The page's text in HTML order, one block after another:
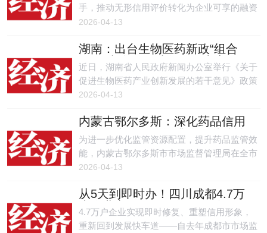
手，推动无形信用评价转化为企业可享的融资
便利、审批高效与市场机遇，形成信用赋能营
2026-04-13
湖南：出台生物医药新政“组合
拳”，真金白银破瓶颈优生态
近日，湖南省人民政府新闻办公室举行《关于
促进生物医药产业创新发展的若干意见》政策
解读新闻发布会。会上明确，湖南将从破解关
场循环、厚植产业竞争优势四大维度发力，推
动全省生物医药产业实现有序、规范、高质量
发展。生物医药产业是关系国计民生和国家安
全的战略性新兴产业。此次出台的《若干意
药创新动能的务实举措，既对标国家顶层设
计，又紧密贴合湖南产业发展实际，彰显出鲜
明的湖湘特色。
2026-04-13
内蒙古鄂尔多斯：深化药品信用
分级分类监管，提升监管精准性
实效性
为进一步优化监管资源配置，提升药品监管效
能，内蒙古鄂尔多斯市市场监督管理局在全市
药品零售领域深入开展信用分级分类监管，推
实保障人民群众用药安全。
2026-04-13
从5天到即时办！四川成都4.7万
户企业实现信用修复“零跑腿
4.7万户企业实现即时修复、重塑信用形象，
重新回到发展快车道——自去年成都市市场监